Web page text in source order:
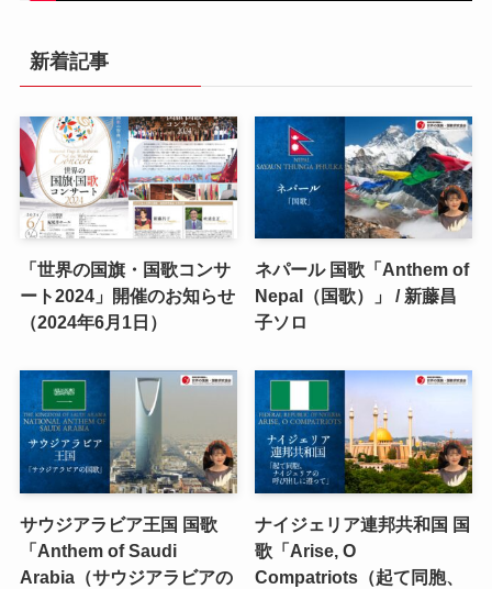
新着記事
「世界の国旗・国歌コンサ
ート2024」開催のお知らせ
（2024年6月1日）
ネパール 国歌「Anthem of
Nepal（国歌）」 / 新藤昌
子ソロ
サウジアラビア王国 国歌
「Anthem of Saudi
Arabia（サウジアラビアの
ナイジェリア連邦共和国 国
歌「Arise, O
Compatriots（起て同胞、